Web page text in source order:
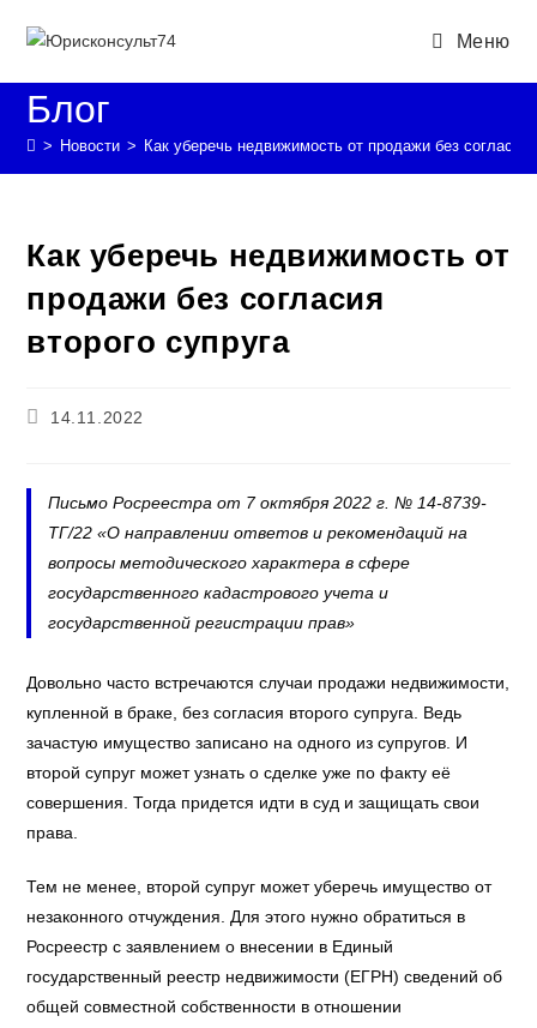
Меню
Блог
> Новости > Как уберечь недвижимость от продажи без согласия
Как уберечь недвижимость от
продажи без согласия
второго супруга
Запись
14.11.2022
Письмо Росреестра от 7 октября 2022 г. № 14-8739-
ТГ/22 «О направлении ответов и рекомендаций на
вопросы методического характера в сфере
государственного кадастрового учета и
государственной регистрации прав»
Довольно часто встречаются случаи продажи недвижимости,
купленной в браке, без согласия второго супруга. Ведь
зачастую имущество записано на одного из супругов. И
второй супруг может узнать о сделке уже по факту её
совершения. Тогда придется идти в суд и защищать свои
права.
Тем не менее, второй супруг может уберечь имущество от
незаконного отчуждения. Для этого нужно обратиться в
Росреестр с заявлением о внесении в Единый
государственный реестр недвижимости (ЕГРН) сведений об
общей совместной собственности в отношении